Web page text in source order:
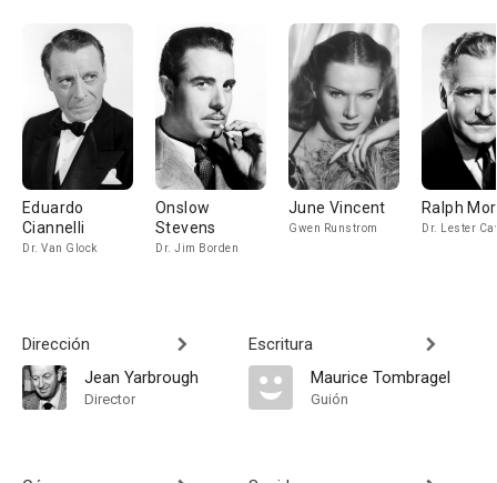
Eduardo
Ciannelli
Dr. Van Glock
Onslow
Stevens
Dr. Jim Borden
June Vincent
Gwen Runstrom
Ralph
Dr. Lester
Dirección
Jean Yarbrough
Director
Escritura
Maurice Tombragel
Guión